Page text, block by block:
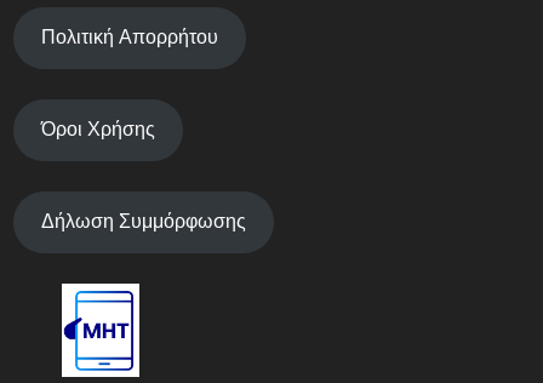
Πολιτική Απορρήτου
Όροι Χρήσης
Δήλωση Συμμόρφωσης